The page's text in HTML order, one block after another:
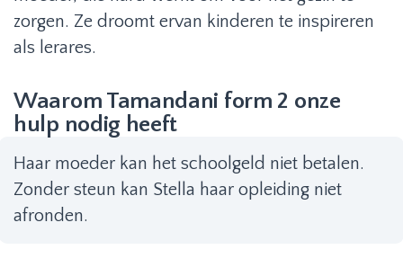
zorgen. Ze droomt ervan kinderen te inspireren
als lerares.
Waarom Tamandani form 2 onze
hulp nodig heeft
Haar moeder kan het schoolgeld niet betalen.
Zonder steun kan Stella haar opleiding niet
afronden.